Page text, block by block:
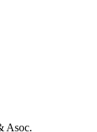
Asoc.